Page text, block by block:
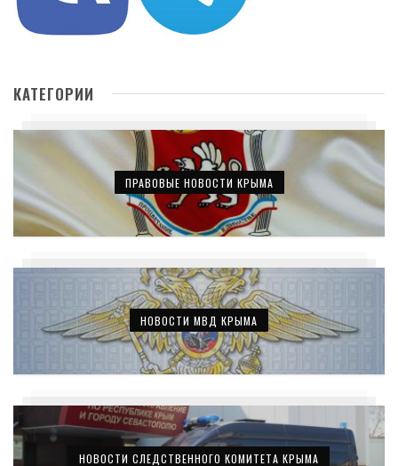
КАТЕГОРИИ
ПРАВОВЫЕ НОВОСТИ КРЫМА
НОВОСТИ МВД КРЫМА
НОВОСТИ СЛЕДСТВЕННОГО КОМИТЕТА КРЫМА